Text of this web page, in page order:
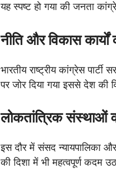
यह स्पष्ट हो गया की जनता
नीति और विकास कार्यों
भारतीय राष्ट्रीय कांग्रेस
पर जोर दिया गया इससे देश की
लोकतांत्रिक संस्थाओं
इस दौर में संसद न्यायपालिका
की दिशा में भी महत्वपूर्ण कदम